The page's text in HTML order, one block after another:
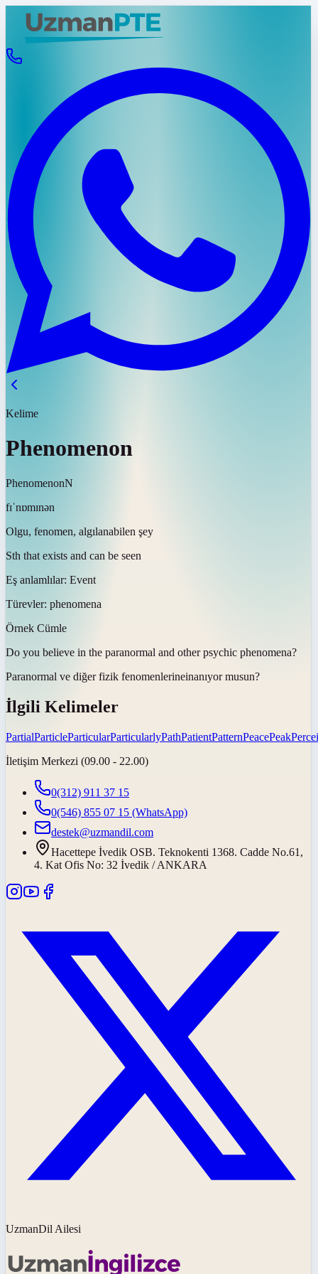
Kelime
Phenomenon
PhenomenonN
fɪˈnɒmɪnən
Olgu, fenomen, algılanabilen şey
Sth that exists and can be seen
Eş anlamlılar: Event
Türevler: phenomena
Örnek Cümle
Do you believe in the paranormal and other psychic phenomena?
Paranormal ve diğer fizik fenomenlerineinanıyor musun?
İlgili Kelimeler
PartialParticleParticularParticularlyPathPatientPatternPeacePeak
İletişim Merkezi (09.00 - 22.00)
0(312) 911 37 15
0(546) 855 07 15 (WhatsApp)
destek@uzmandil.com
Hacettepe İvedik OSB. Teknokenti 1368. Cadde No.61,
4. Kat Ofis No: 32 İvedik / ANKARA
UzmanDil Ailesi